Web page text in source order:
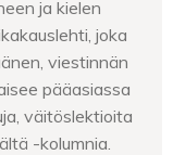
ja kielen
joka
viestinnän
pääasiassa
väitöslektioita
-kolumnia.